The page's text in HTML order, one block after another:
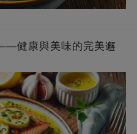
健康與美味的完美邂